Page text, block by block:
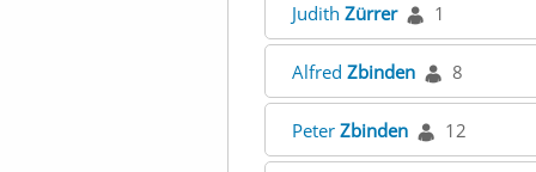
Judith Zürrer 1
Alfred Zbinden 8
Peter Zbinden 12